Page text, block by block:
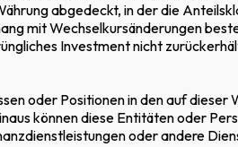
Anleger,
zu erhalten.
abgedeckt, in der die
mit Wechselkursänderungen
Investment nicht
oder Positionen in den auf
können diese Entitäten oder
oder andere